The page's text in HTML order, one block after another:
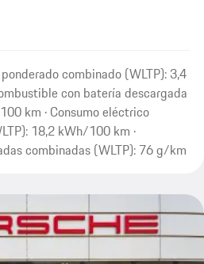
combinado (WLTP): 3,4
con batería descargada
km · Consumo eléctrico
18,2 kWh/100 km ·
combinadas (WLTP): 76 g/km